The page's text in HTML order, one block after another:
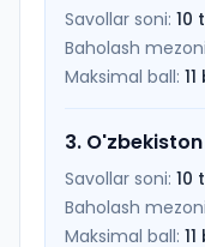
Savollar soni: 10
Baholash
Maksimal ball: 11
3.
Savollar soni: 10
Baholash
Maksimal ball: 11